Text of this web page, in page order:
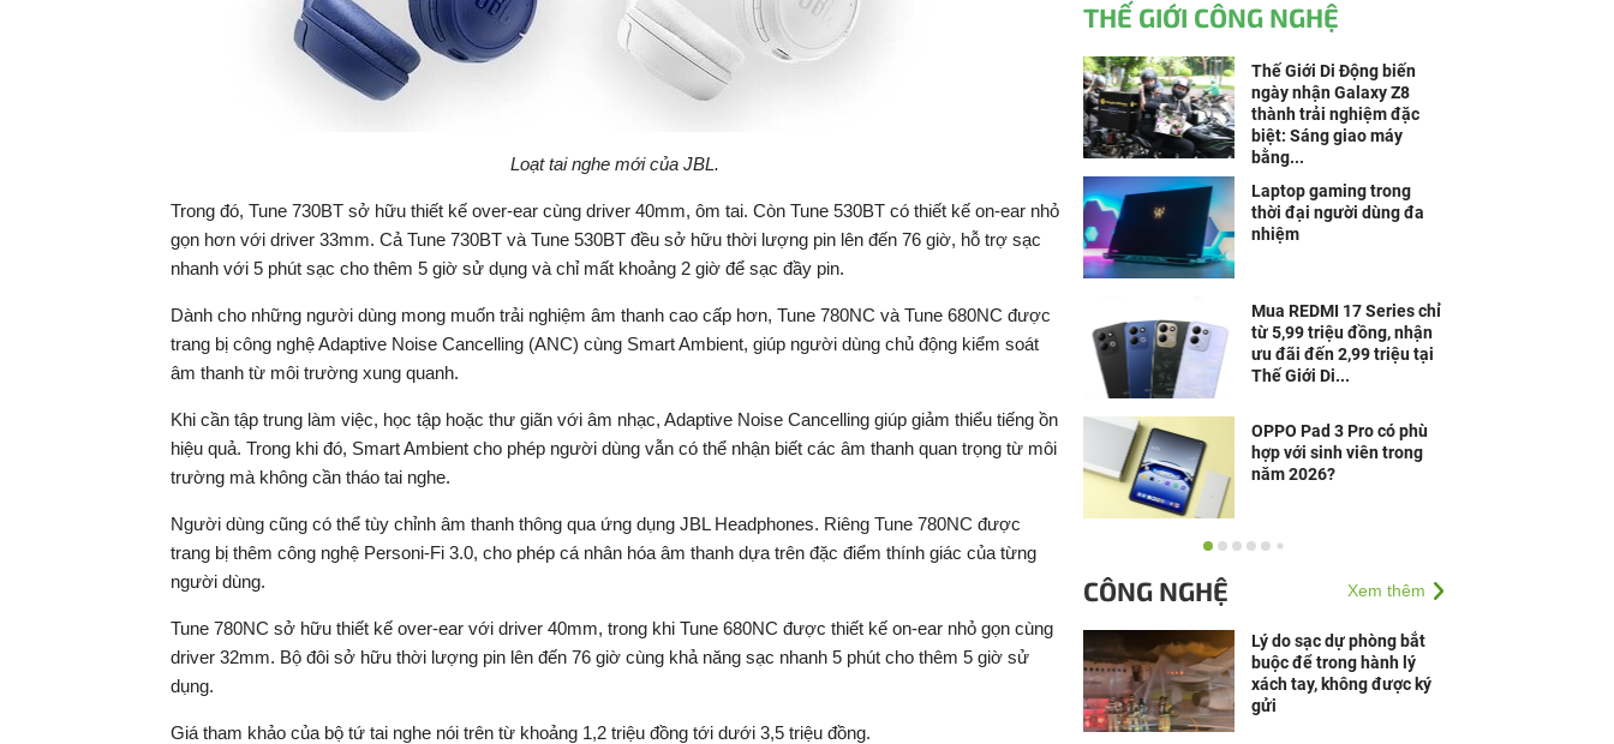
Loạt tai nghe mới của JBL.
Trong đó, Tune 730BT sở hữu thiết kế over-ear cùng driver 40mm, ôm tai. Còn Tune 530BT có thiết kế on-ear nhỏ
gọn hơn với driver 33mm. Cả Tune 730BT và Tune 530BT đều sở hữu thời lượng pin lên đến 76 giờ, hỗ trợ sạc
nhanh với 5 phút sạc cho thêm 5 giờ sử dụng và chỉ mất khoảng 2 giờ để sạc đầy pin.
Dành cho những người dùng mong muốn trải nghiệm âm thanh cao cấp hơn, Tune 780NC và Tune 680NC được
trang bị công nghệ Adaptive Noise Cancelling (ANC) cùng Smart Ambient, giúp người dùng chủ động kiểm soát
âm thanh từ môi trường xung quanh.
Khi cần tập trung làm việc, học tập hoặc thư giãn với âm nhạc, Adaptive Noise Cancelling giúp giảm thiểu tiếng ồn
hiệu quả. Trong khi đó, Smart Ambient cho phép người dùng vẫn có thể nhận biết các âm thanh quan trọng từ môi
trường mà không cần tháo tai nghe.
Người dùng cũng có thể tùy chỉnh âm thanh thông qua ứng dụng JBL Headphones. Riêng Tune 780NC được
trang bị thêm công nghệ Personi-Fi 3.0, cho phép cá nhân hóa âm thanh dựa trên đặc điểm thính giác của từng
người dùng.
Tune 780NC sở hữu thiết kế over-ear với driver 40mm, trong khi Tune 680NC được thiết kế on-ear nhỏ gọn cùng
driver 32mm. Bộ đôi sở hữu thời lượng pin lên đến 76 giờ cùng khả năng sạc nhanh 5 phút cho thêm 5 giờ sử
dụng.
Giá tham khảo của bộ tứ tai nghe nói trên từ khoảng 1,2 triệu đồng tới dưới 3,5 triệu đồng.
THẾ GIỚI CÔNG NGHỆ
Thế Giới Di Động biến
ngày nhận Galaxy Z8
thành trải nghiệm đặc
biệt: Sáng giao máy
bằng...
Laptop gaming trong
thời đại người dùng đa
nhiệm
Mua REDMI 17 Series chỉ
từ 5,99 triệu đồng, nhận
ưu đãi đến 2,99 triệu tại
Thế Giới Di...
OPPO Pad 3 Pro có phù
hợp với sinh viên trong
năm 2026?
Giải mã cách đặt tên
số càng lớn là càng cao
Galaxy Tab S10+ còn
đáng cân nhắc khi Tab
S11 đã xuất hiện?
CÔNG NGHỆ Xem thêm
Lý do sạc dự phòng bắt
buộc để trong hành lý
xách tay, không được ký
gửi